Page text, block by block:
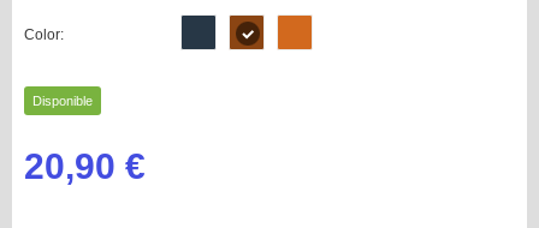
Color:
Disponible
20,90 €